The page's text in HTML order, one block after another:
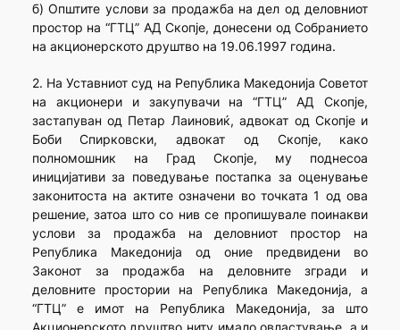
б) Општите услови за продажба на дел од деловниот
простор на “ГТЦ” АД Скопје, донесени од Собранието
на акционерското друштво на 19.06.1997 година.
2. На Уставниот суд на Република Македонија Советот
на акционери и закупувачи на “ГТЦ” АД Скопје,
застапуван од Петар Лаиновиќ, адвокат од Скопје и
Боби Спирковски, адвокат од Скопје, како
полномошник на Град Скопје, му поднесоа
иницијативи за поведување постапка за оценување
законитоста на актите означени во точката 1 од ова
решение, затоа што со нив се пропишувале поинакви
услови за продажба на деловниот простор на
Република Македонија од оние предвидени во
Законот за продажба на деловните згради и
деловните простории на Република Македонија, а
“ГТЦ” е имот на Република Македонија, за што